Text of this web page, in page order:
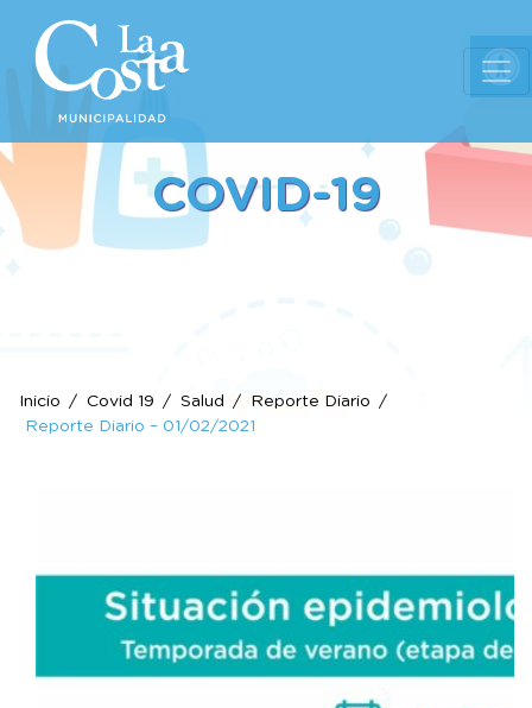
COVID-19
Inicio Covid 19 Salud
Reporte Diario
Reporte Diario – 01/02/2021